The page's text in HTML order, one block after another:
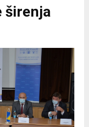
širenja